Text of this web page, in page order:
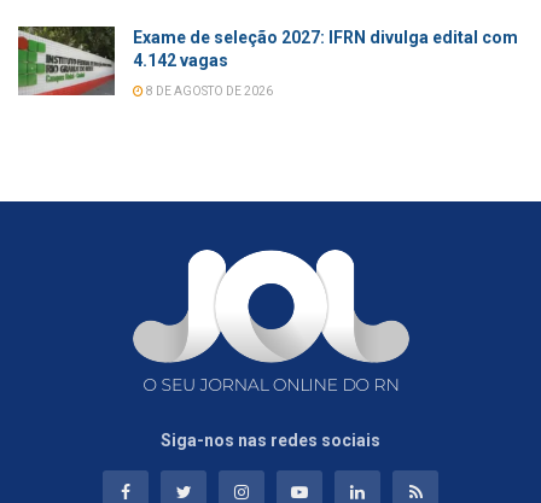
Exame de seleção 2027: IFRN divulga edital com
4.142 vagas
8 DE AGOSTO DE 2026
Siga-nos nas redes sociais